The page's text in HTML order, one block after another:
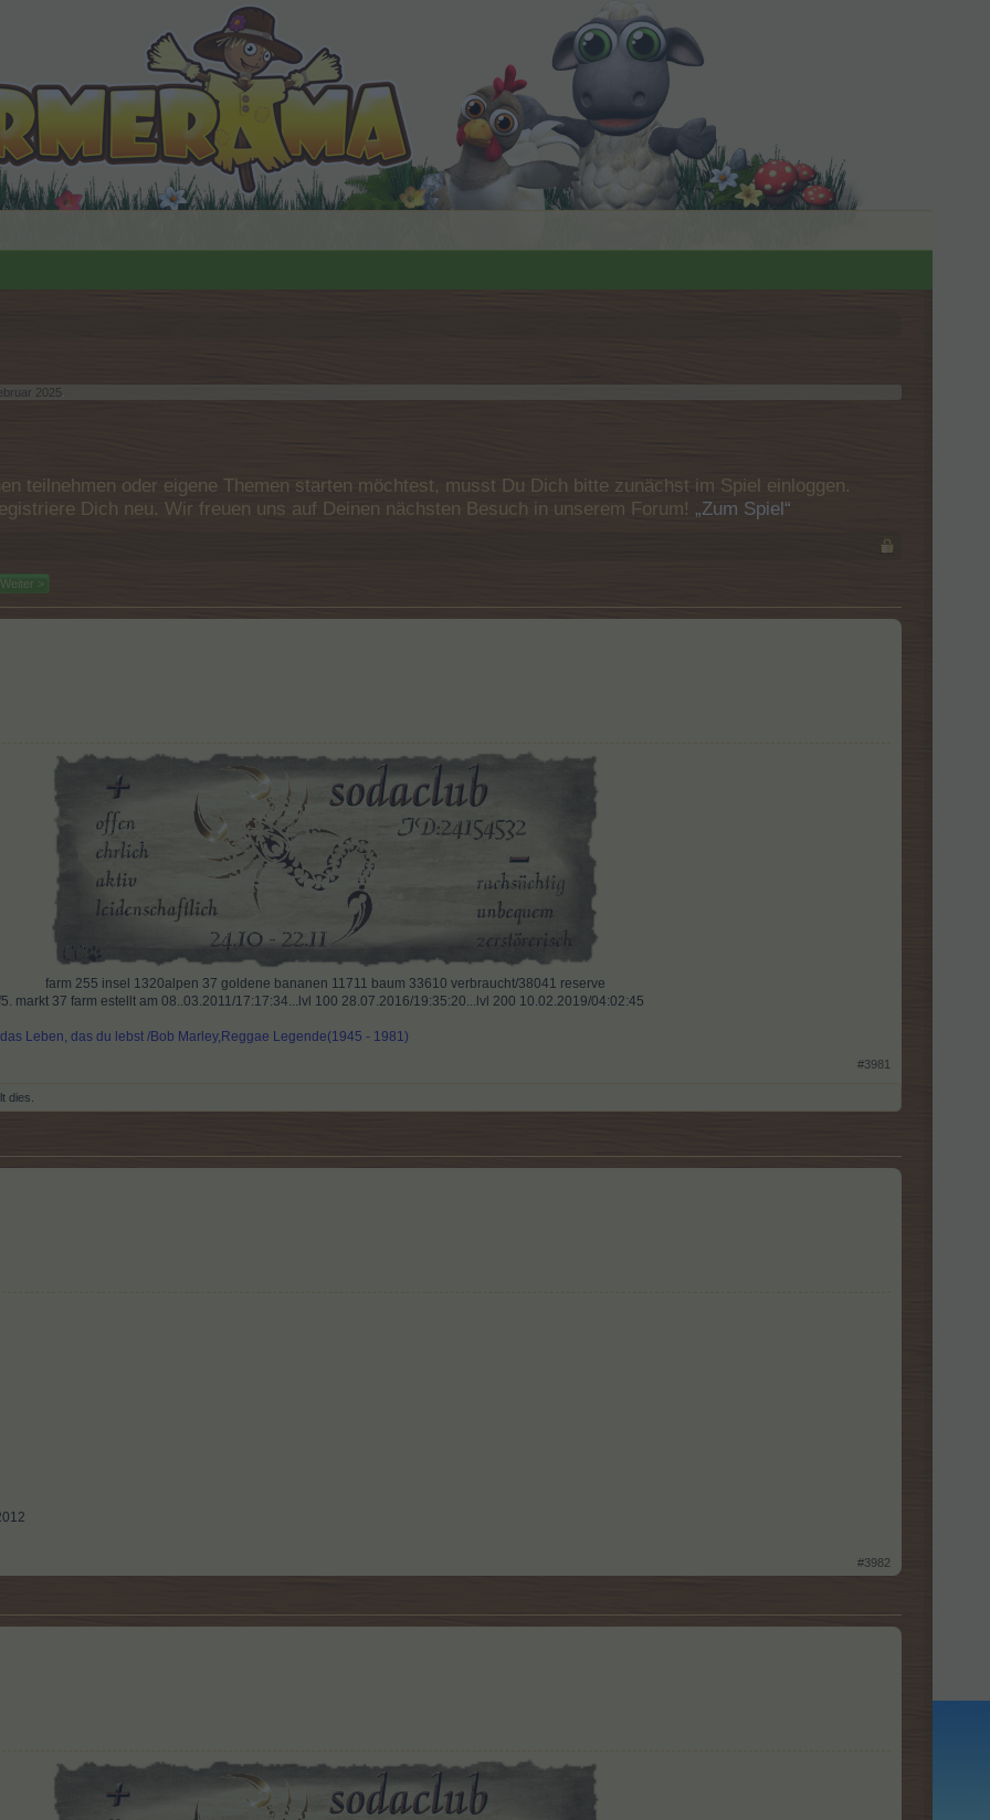
2025
teilnehmen oder eigene Themen starten möchtest, musst Du Dich bitte zunächst im Spiel einloggen.
Dich neu. Wir freuen uns auf Deinen nächsten Besuch in unserem Forum! „Zum Spiel“
Weiter >
farm 255 insel 1320alpen 37 goldene bananen 11711 baum 33610 verbraucht/38041 reserve​
markt 37 farm estellt am 08..03.2011/17:17:34...lvl 100 28.07.2016/19:35:20...lvl 200 10.02.2019/04:02:45
Leben, das du lebst /Bob Marley,Reggae Legende(1945 - 1981)
#3981
dies.
#3982